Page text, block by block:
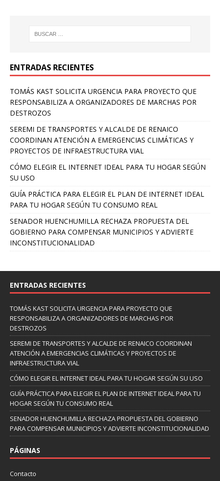
ENTRADAS RECIENTES
TOMÁS KAST SOLICITA URGENCIA PARA PROYECTO QUE
RESPONSABILIZA A ORGANIZADORES DE MARCHAS POR
DESTROZOS
SEREMI DE TRANSPORTES Y ALCALDE DE RENAICO
COORDINAN ATENCIÓN A EMERGENCIAS CLIMÁTICAS Y
PROYECTOS DE INFRAESTRUCTURA VIAL
CÓMO ELEGIR EL INTERNET IDEAL PARA TU HOGAR SEGÚN
SU USO
GUÍA PRÁCTICA PARA ELEGIR EL PLAN DE INTERNET IDEAL
PARA TU HOGAR SEGÚN TU CONSUMO REAL
SENADOR HUENCHUMILLA RECHAZA PROPUESTA DEL
GOBIERNO PARA COMPENSAR MUNICIPIOS Y ADVIERTE
INCONSTITUCIONALIDAD
ENTRADAS RECIENTES
TOMÁS KAST SOLICITA URGENCIA PARA PROYECTO QUE
RESPONSABILIZA A ORGANIZADORES DE MARCHAS POR
DESTROZOS
SEREMI DE TRANSPORTES Y ALCALDE DE RENAICO COORDINAN
ATENCIÓN A EMERGENCIAS CLIMÁTICAS Y PROYECTOS DE
INFRAESTRUCTURA VIAL
CÓMO ELEGIR EL INTERNET IDEAL PARA TU HOGAR SEGÚN SU USO
GUÍA PRÁCTICA PARA ELEGIR EL PLAN DE INTERNET IDEAL PARA TU
HOGAR SEGÚN TU CONSUMO REAL
SENADOR HUENCHUMILLA RECHAZA PROPUESTA DEL GOBIERNO
PARA COMPENSAR MUNICIPIOS Y ADVIERTE INCONSTITUCIONALIDAD
PÁGINAS
Contacto